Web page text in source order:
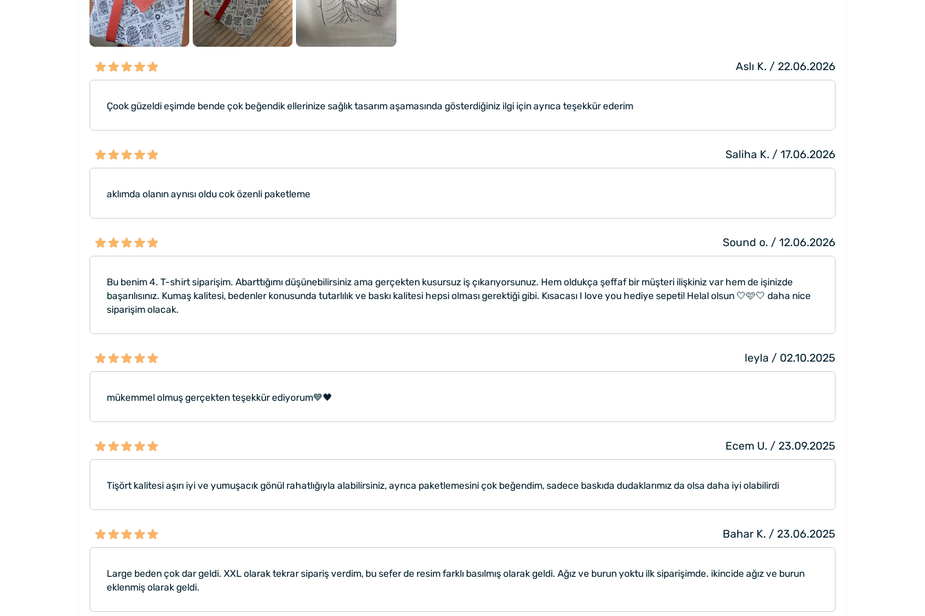
Aslı K. / 22.06.2026
Çook güzeldi eşimde bende çok beğendik ellerinize sağlık tasarım aşamasında gösterdiğiniz ilgi için ayrıca teşekkür ederim
Saliha K. / 17.06.2026
aklımda olanın aynısı oldu cok özenli paketleme
Sound o. / 12.06.2026
Bu benim 4. T-shirt siparişim. Abarttığımı düşünebilirsiniz ama gerçekten kusursuz iş çıkarıyorsunuz. Hem oldukça şeffaf bir müşteri ilişkiniz var hem de işinizde
başarılısınız. Kumaş kalitesi, bedenler konusunda tutarlılık ve baskı kalitesi hepsi olması gerektiği gibi. Kısacası I love you hediye sepeti! Helal olsun 🤍🩷🤍 daha nice
siparişim olacak.
leyla / 02.10.2025
mükemmel olmuş gerçekten teşekkür ediyorum💙🖤
Ecem U. / 23.09.2025
Tişört kalitesi aşırı iyi ve yumuşacık gönül rahatlığıyla alabilirsiniz, ayrıca paketlemesini çok beğendim, sadece baskıda dudaklarımız da olsa daha iyi olabilirdi
Bahar K. / 23.06.2025
Large beden çok dar geldi. XXL olarak tekrar sipariş verdim, bu sefer de resim farklı basılmış olarak geldi. Ağız ve burun yoktu ilk siparişimde. ikincide ağız ve burun
eklenmiş olarak geldi.